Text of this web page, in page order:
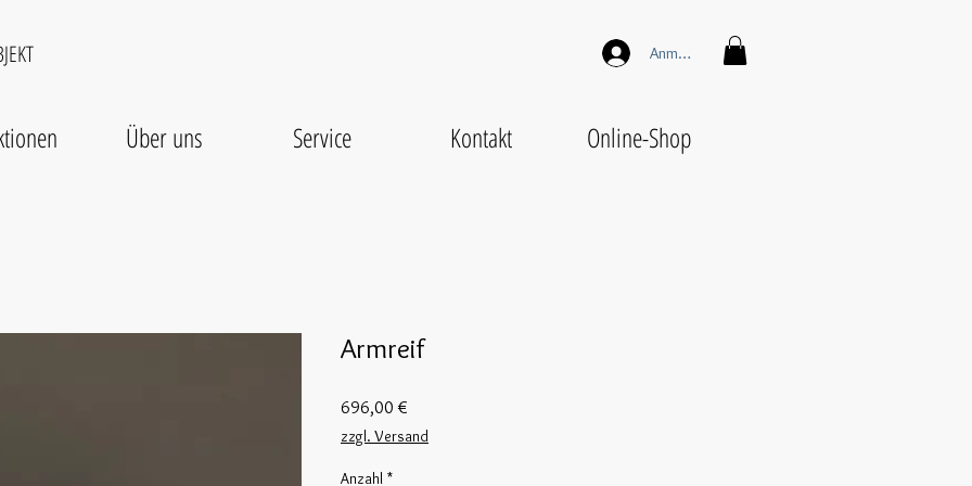
Anmelden
Über uns Service Kontakt Online-Shop
Armreif
696,00 €
zzgl. Versand
Anzahl *